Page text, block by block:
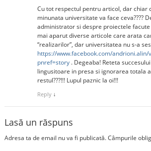
Cu tot respectul pentru articol, dar chiar
minunata universitate va face ceva????
administrator si despre proiectele
mai aparut diverse articole care arata
“realizarilor”, dar universitatea nu s-a
https://www.facebook.com/andrioni.alin/
pnref=story. Degeaba! Reteta
lingusitoare in presa si ignorarea totala
restul???!!! Lupul paznic la oi!!!
Reply ↓
Lasă un răspuns
Adresa ta de email nu va fi publicată.Câmpurile